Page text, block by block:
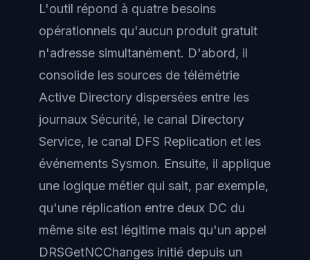
L'outil répond à quatre besoins
opérationnels qu'aucun produit gratuit
n'adresse simultanément. D'abord, il
consolide les sources de télémétrie
Active Directory dispersées entre les
journaux Sécurité, le canal Directory
Service, le canal DFS Replication et les
événements Sysmon. Ensuite, il applique
une logique métier qui sait, par exemple,
qu'une réplication entre deux DC du
même site est légitime mais qu'un appel
DRSGetNCChanges initié depuis un